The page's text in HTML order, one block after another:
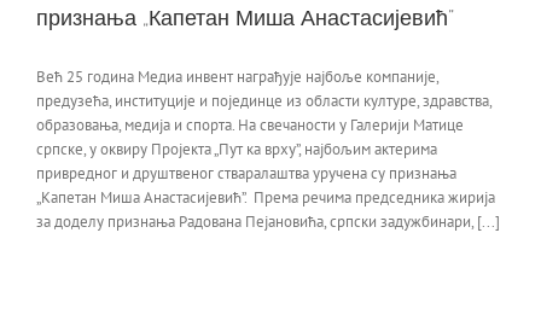
признања „Капетан Миша Анастасијевић”
Већ 25 година Медиа инвент награђује најбоље компаније,
предузећа, институције и појединце из области културе, здравства,
образовања, медија и спорта. На свечаности у Галерији Матице
српске, у оквиру Пројекта „Пут ка врху”, најбољим актерима
привредног и друштвеног стваралаштва уручена су признања
„Капетан Миша Анастасијевић”. Према речима председника жирија
за доделу признања Радована Пејановића, српски задужбинари, [...]